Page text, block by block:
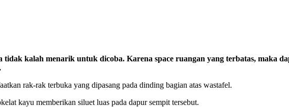
kalah menarik untuk dicoba. Karena space ruangan yang terbatas, maka
rak-rak terbuka yang dipasang pada dinding bagian atas wastafel.
kayu memberikan siluet luas pada dapur sempit tersebut.